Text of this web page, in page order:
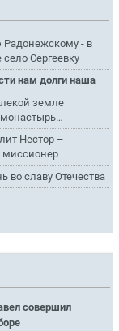
Радонежскому - в
Сергеевку
нам долги наша
земле
Нестор –
миссионер
во славу Отечества
совершил